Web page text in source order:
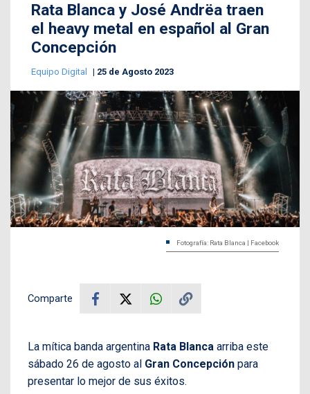
Rata Blanca y José Andrëa traen
el heavy metal en español al Gran
Concepción
Equipo Digital 25 de Agosto 2023
Fotografía: Rata Blanca | Facebook
Comparte
La mítica banda argentina Rata Blanca arriba este
sábado 26 de agosto al Gran Concepción para
presentar lo mejor de sus éxitos.